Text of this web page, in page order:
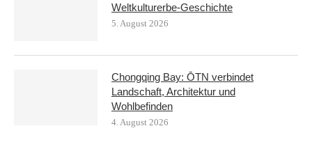
Weltkulturerbe-Geschichte
5. August 2026
Chongqing Bay: ŌTN verbindet
Landschaft, Architektur und
Wohlbefinden
4. August 2026